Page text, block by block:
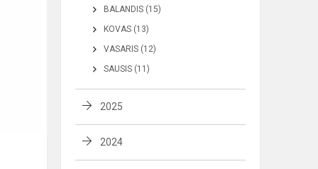
BALANDIS (15)
KOVAS (13)
VASARIS (12)
SAUSIS (11)
2025
2024